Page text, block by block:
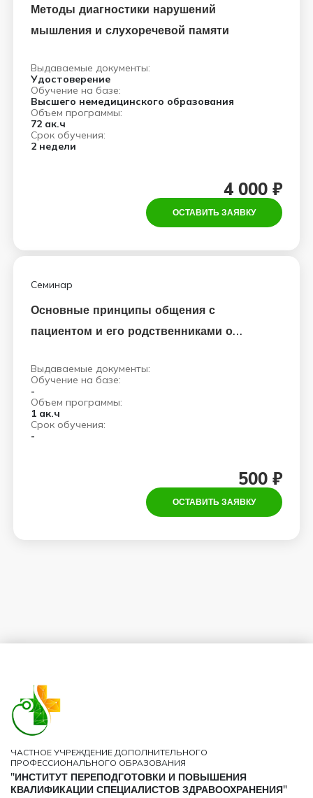
Методы диагностики нарушений
мышления и слухоречевой памяти
Выдаваемые документы:
Удостоверение
Обучение на базе:
Высшего немедицинского образования
Объем программы:
72 ак.ч
Срок обучения:
2 недели
4 000 ₽
ОСТАВИТЬ ЗАЯВКУ
Семинар
Основные принципы общения с
пациентом и его родственниками о
Выдаваемые документы:
Обучение на базе:
-
Объем программы:
1 ак.ч
Срок обучения:
-
500 ₽
ОСТАВИТЬ ЗАЯВКУ
ЧАСТНОЕ УЧРЕЖДЕНИЕ ДОПОЛНИТЕЛЬНОГО
ПРОФЕССИОНАЛЬНОГО ОБРАЗОВАНИЯ
"ИНСТИТУТ ПЕРЕПОДГОТОВКИ И ПОВЫШЕНИЯ
КВАЛИФИКАЦИИ СПЕЦИАЛИСТОВ ЗДРАВООХРАНЕНИЯ"